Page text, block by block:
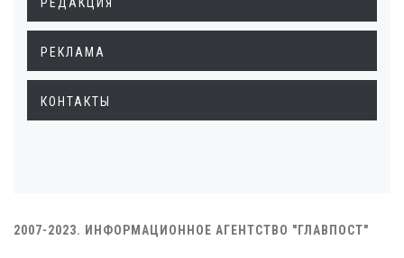
РЕКЛАМА
КОНТАКТЫ
2007-2023. ИНФОРМАЦИОННОЕ АГЕНТСТВО "ГЛАВПОСТ"